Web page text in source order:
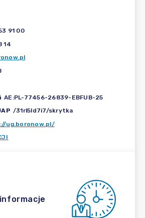
91 00
14
AE:PL-77456-26839-EBFUB-25
/31rl5ld7i7/skrytka
ug.boronow.pl/